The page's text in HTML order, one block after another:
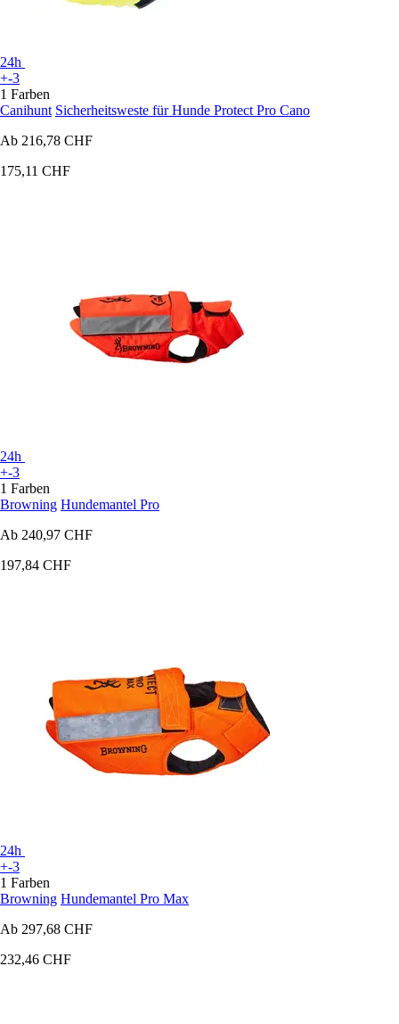
24h
+-3
1 Farben
Canihunt Sicherheitsweste für Hunde Protect Pro Cano
Ab 216,78 CHF
175,11 CHF
24h
+-3
1 Farben
Browning Hundemantel Pro
Ab 240,97 CHF
197,84 CHF
24h
+-3
1 Farben
Browning Hundemantel Pro Max
Ab 297,68 CHF
232,46 CHF